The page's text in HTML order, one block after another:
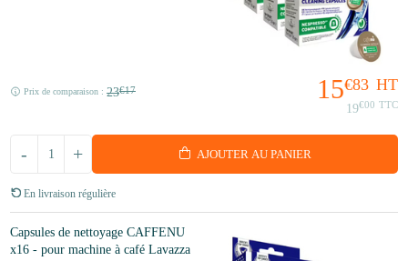
15€83 HT
19€00 TTC
Prix de comparaison : 23€17
+
- AJOUTER AU PANIER
En livraison régulière
Capsules de nettoyage CAFFENU
x16 - pour machine à café Lavazza